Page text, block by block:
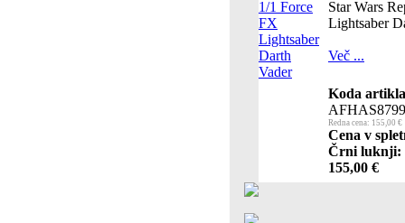
Star Wars
Lightsaber
Več ...
Koda
Redna cena: 155,00 €
Cena v
Črni luknji:
155,00 €